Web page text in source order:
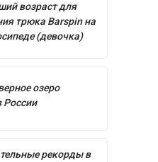
возраст для
трюка Barspin на
(девочка)
озеро
России
рекорды в